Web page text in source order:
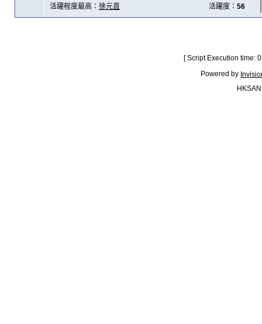
活躍程度最高： 徐元直 活躍度： 56
[ Script Execution time:
Powered by